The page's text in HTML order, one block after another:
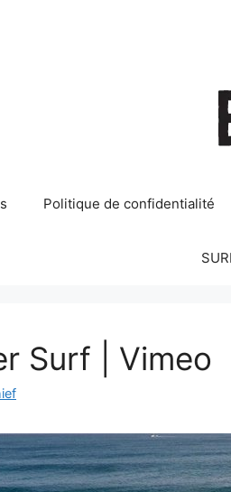
Politique de confidentialité
Surf | Vimeo